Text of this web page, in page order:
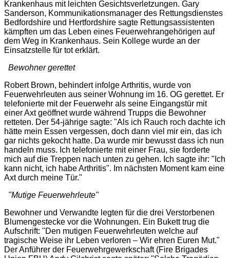
Krankenhaus mit leichten Gesichtsverletzungen. Gary
Sanderson, Kommunikationsmanager des Rettungsdienstes
Bedfordshire und Hertfordshire sagte Rettungsassistenten
kämpften um das Leben eines Feuerwehrangehörigen auf
dem Weg in Krankenhaus. Sein Kollege wurde an der
Einsatzstelle für tot erklärt.
Bewohner gerettet
Robert Brown, behindert infolge Arthritis, wurde von
Feuerwehrleuten aus seiner Wohnung im 16. OG gerettet. Er
telefonierte mit der Feuerwehr als seine Eingangstür mit
einer Axt geöffnet wurde während Trupps die Bewohner
retteten. Der 54-jährige sagte: "Als ich Rauch roch dachte ich
hätte mein Essen vergessen, doch dann viel mir ein, das ich
gar nichts gekocht hatte. Da wurde mir bewusst dass ich nun
handeln muss. Ich telefonierte mit einer Frau, sie forderte
mich auf die Treppen nach unten zu gehen. Ich sagte ihr: " Ich
kann nicht, ich habe Arthritis". Im nächsten Moment kam eine
Axt durch meine Tür."
"Mutige Feuerwehrleute"
Bewohner und Verwandte legten für die drei Verstorbenen
Blumengestecke vor die Wohnungen. Ein Bukett trug die
Aufschrift: "Den mutigen Feuerwehrleuten welche auf
tragische Weise ihr Leben verloren – Wir ehren Euren Mut."
Der Anführer der Feuerwehrgewerkschaft (Fire Brigades